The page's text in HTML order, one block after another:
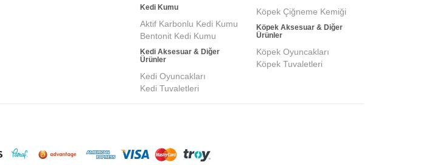
Kedi Kumu
Aktif Karbonlu Kedi Kumu
Bentonit Kedi Kumu
Kedi Aksesuar & Diğer
Ürünler
Kedi Oyuncakları
Kedi Tuvaletleri
Köpek Çiğneme Kemiği
Köpek Aksesuar & Diğer
Ürünler
Köpek Oyuncakları
Köpek Tuvaletleri